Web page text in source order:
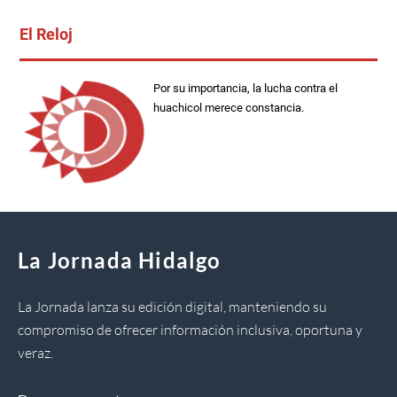
El Reloj
Por su importancia, la lucha contra el
huachicol merece constancia.
La Jornada Hidalgo
La Jornada lanza su edición digital, manteniendo su
compromiso de ofrecer información inclusiva, oportuna y
veraz.